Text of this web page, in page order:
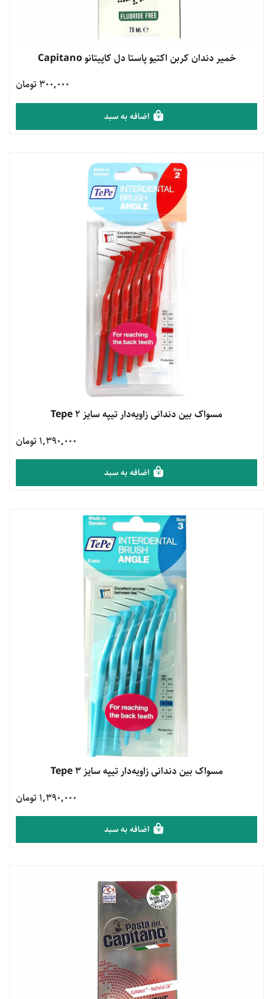
مشاهده محصول
خمیر دندان کربن اکتیو پاستا دل کاپیتانو Capitano
300,000 تومان
اضافه به سبد
مشاهده محصولمسواک بین دندانی زاویه‌دار تیپه سایز 2 Tepe
1,390,000 تومان
اضافه به سبد
مشاهده محصولمسواک بین دندانی زاویه‌دار تیپه سایز 3 Tepe
1,390,000 تومان
اضافه به سبد